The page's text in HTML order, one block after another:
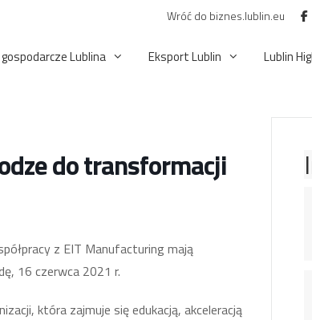
Wróć do biznes.lublin.eu
Lublina Eksport Lublin Lublin
do transformacji
z EIT Manufacturing mają
16 czerwca 2021 r.
która zajmuje się edukacją, akceleracją